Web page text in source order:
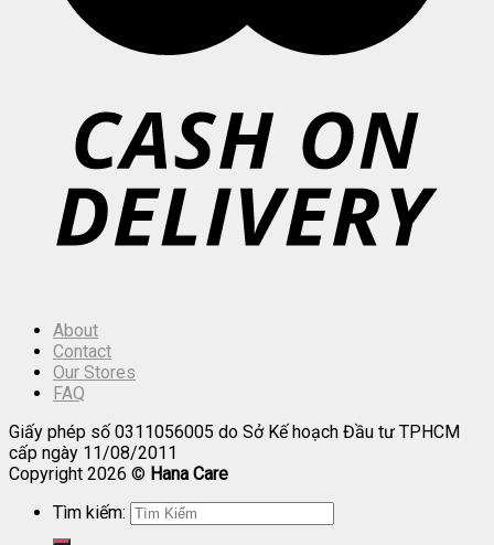
About
Contact
Our Stores
FAQ
Giấy phép số 0311056005 do Sở Kế hoạch Đầu tư TPHCM
cấp ngày 11/08/2011
Copyright 2026 © Hana Care
Tìm kiếm: